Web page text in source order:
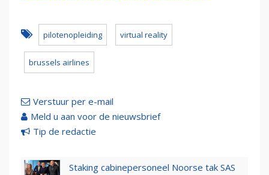
pilotenopleiding virtual reality
brussels airlines
Verstuur per e-mail
Meld u aan voor de nieuwsbrief
Tip de redactie
Staking cabinepersoneel Noorse tak SAS